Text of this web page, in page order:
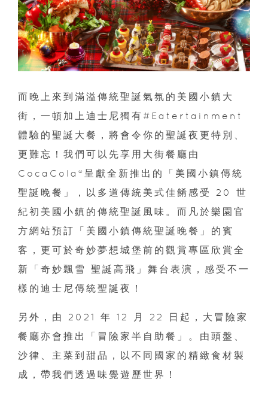
而晚上來到滿溢傳統聖誕氣氛的美國小鎮大
街，一頓加上迪士尼獨有#Eatertainment
體驗的聖誕大餐，將會令你的聖誕夜更特別、
更難忘！我們可以先享用大街餐廳由
CocaCola®呈獻全新推出的「美國小鎮傳統
聖誕晚餐」，以多道傳統美式佳餚感受 20 世
紀初美國小鎮的傳統聖誕風味。而凡於樂園官
方網站預訂「美國小鎮傳統聖誕晚餐」的賓
客，更可於奇妙夢想城堡前的觀賞專區欣賞全
新「奇妙飄雪 聖誕高飛」舞台表演，感受不一
樣的迪士尼傳統聖誕夜！
另外，由 2021 年 12 月 22 日起，大冒險家
餐廳亦會推出「冒險家半自助餐」。由頭盤、
沙律、主菜到甜品，以不同國家的精緻食材製
成，帶我們透過味覺遊歷世界！